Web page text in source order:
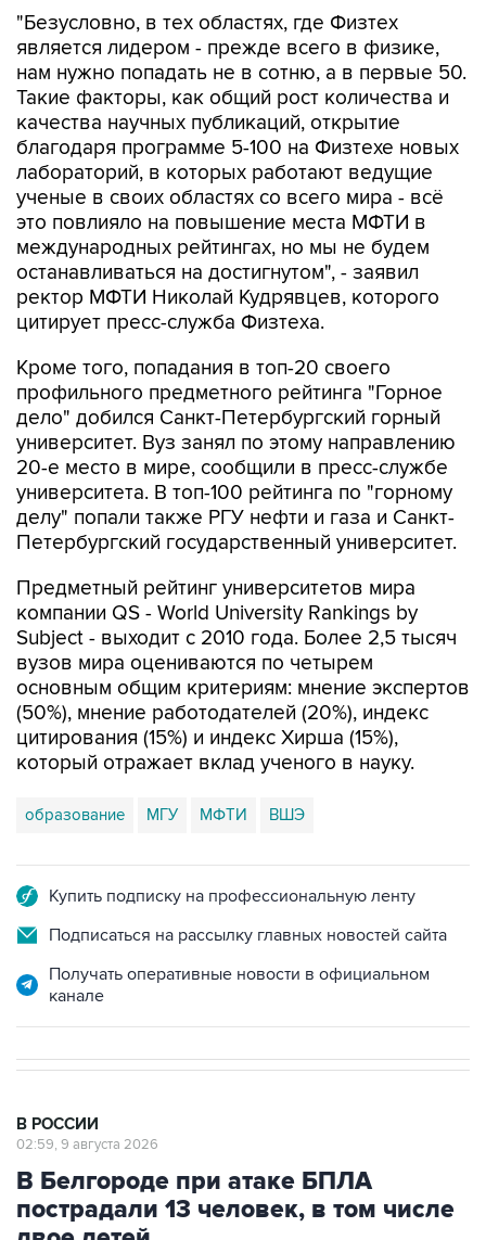
нам нужно попадать не в сотню, а в первые 50.
Такие факторы, как общий рост количества и
качества научных публикаций, открытие
благодаря программе 5-100 на Физтехе новых
лабораторий, в которых работают ведущие
ученые в своих областях со всего мира - всё
это повлияло на повышение места МФТИ в
международных рейтингах, но мы не будем
останавливаться на достигнутом", - заявил
ректор МФТИ Николай Кудрявцев, которого
цитирует пресс-служба Физтеха.
Кроме того, попадания в топ-20 своего
дело" добился Санкт-Петербургский горный
университет. Вуз занял по этому направлению
20-е место в мире, сообщили в пресс-службе
университета. В топ-100 рейтинга по "горному
делу" попали также РГУ нефти и газа и Санкт-
Петербургский государственный университет.
Предметный рейтинг университетов мира
Subject - выходит с 2010 года. Более 2,5 тысяч
вузов мира оцениваются по четырем
основным общим критериям: мнение экспертов
(50%), мнение работодателей (20%), индекс
цитирования (15%) и индекс Хирша (15%),
который отражает вклад ученого в науку.
образование МГУ МФТИ ВШЭ
Подписаться на рассылку главных новостей сайта
Получать оперативные новости в официальном
В Белгороде при атаке БПЛА
пострадали 13 человек, в том числе
двое детей